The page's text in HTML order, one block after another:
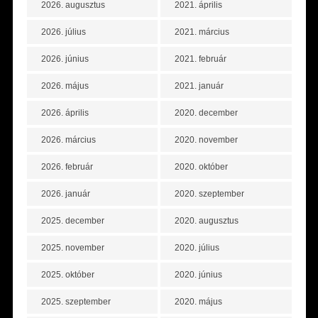
2026. augusztus
2026. július
2026. június
2026. május
2026. április
2026. március
2026. február
2026. január
2025. december
2025. november
2025. október
2025. szeptember
2021. április
2021. március
2021. február
2021. január
2020. december
2020. november
2020. október
2020. szeptember
2020. augusztus
2020. július
2020. június
2020. május